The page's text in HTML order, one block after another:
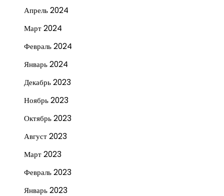
Апрель 2024
Март 2024
Февраль 2024
Январь 2024
Декабрь 2023
Ноябрь 2023
Октябрь 2023
Август 2023
Март 2023
Февраль 2023
Январь 2023